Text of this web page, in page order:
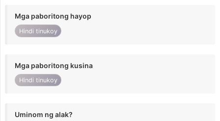
Mga paboritong hayop
Hindi tinukoy
Mga paboritong kusina
Hindi tinukoy
Uminom ng alak?